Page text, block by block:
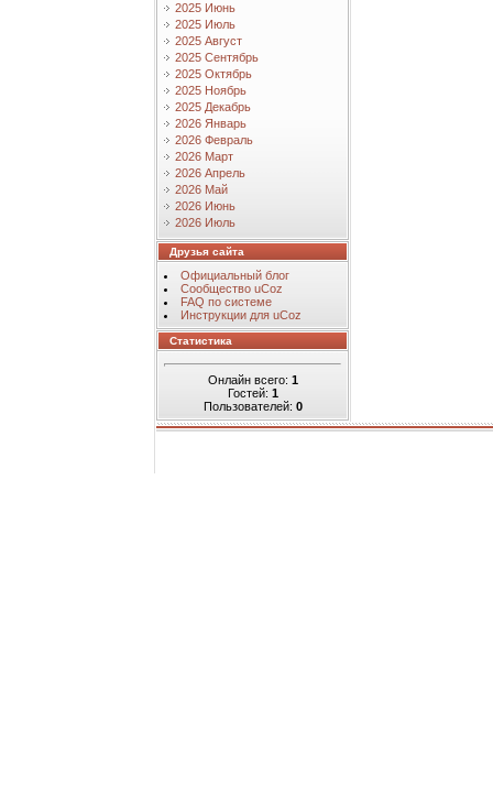
2025 Июнь
2025 Июль
2025 Август
2025 Сентябрь
2025 Октябрь
2025 Ноябрь
2025 Декабрь
2026 Январь
2026 Февраль
2026 Март
2026 Апрель
2026 Май
2026 Июнь
2026 Июль
Друзья сайта
Официальный блог
Сообщество uCoz
FAQ по системе
Инструкции для uCoz
Статистика
Онлайн всего: 1
Гостей: 1
Пользователей: 0